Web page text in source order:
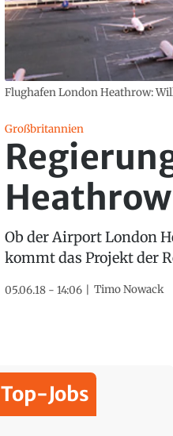
Flughafen London Heathrow:
Großbritannien
Ob der Airport London
kommt das Projekt der
05.06.18 - 14:06 Timo Nowack
Top-Jobs